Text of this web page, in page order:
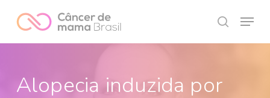
main
Menu
Alopecia induzida por